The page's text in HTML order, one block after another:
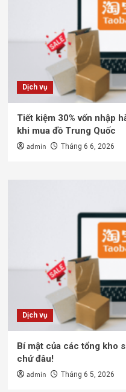
Dịch vụ
Tiết kiệm 30% vốn nhập
khi mua đồ Trung Quốc
admin Tháng 6 6, 2026
Dịch vụ
Bí mật của các tổng kho
chứ đâu!
admin Tháng 6 5, 2026